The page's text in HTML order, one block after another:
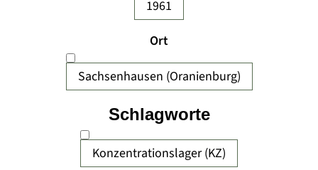
1961
Ort
Sachsenhausen (Oranienburg)
Konzentrationslager (KZ)
Schlagworte